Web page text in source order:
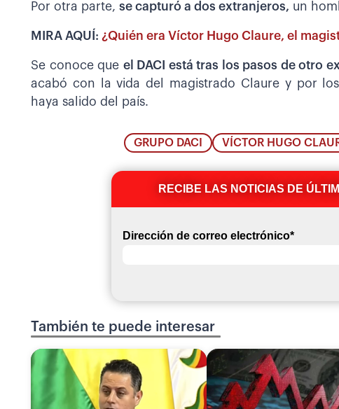
Por otra parte, se capturó a dos extranjeros, un
MIRA AQUÍ: ¿Quién era Víctor Hugo Claure, el
Se conoce que el DACI está tras los pasos de otro
acabó con la vida del magistrado Claure y por
haya salido del país.
GRUPO DACI VÍCTOR HUGO
RECIBE LAS NOTICIAS DE
Dirección de correo electrónico*
También te puede interesar